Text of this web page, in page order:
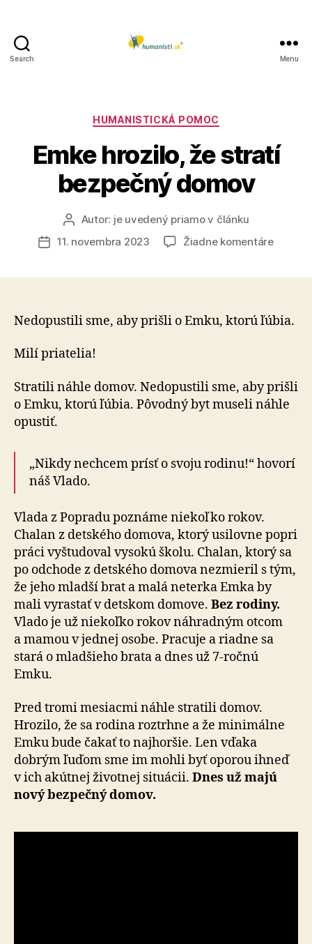
Search Menu
Kategórie
HUMANISTICKÁ POMOC
Emke hrozilo, že stratí
bezpečný domov
AutorAutor: je uvedený priamo v článku
Dátum
11. novembra 2023 Žiadne komentárena
Nedopustili sme, aby prišli o Emku, ktorú ľúbia.
Milí priatelia!
Stratili náhle domov. Nedopustili sme, aby prišli
o Emku, ktorú ľúbia. Pôvodný byt museli náhle
opustiť.
„Nikdy nechcem prísť o svoju rodinu!“ hovorí
náš Vlado.
Vlada z Popradu poznáme niekoľko rokov.
Chalan z detského domova, ktorý usi­lov­ne popri
práci vy­štu­do­val vysokú školu. Chalan, ktorý sa
po od­chode z detského domova nezmieril s tým,
že jeho mladší brat a malá neterka Emka by
mali vyrastať v detskom domove. Bez rodiny.
Vlado je už nie­koľ­ko rokov náhradným otcom
a mamou v jednej osobe. Pracuje a riadne sa
stará o mladšieho brata a dnes už 7-ročnú
Emku.
Pred tromi mesiacmi náhle stratili domov.
Hrozilo, že sa rodina roztrhne a že mi­ni­mál­ne
Emku bude čakať to naj­horšie. Len vďaka
dobrým ľuďom sme im mohli byť oporou ihneď
v ich akútnej životnej situácii. Dnes už majú
nový bezpečný domov.